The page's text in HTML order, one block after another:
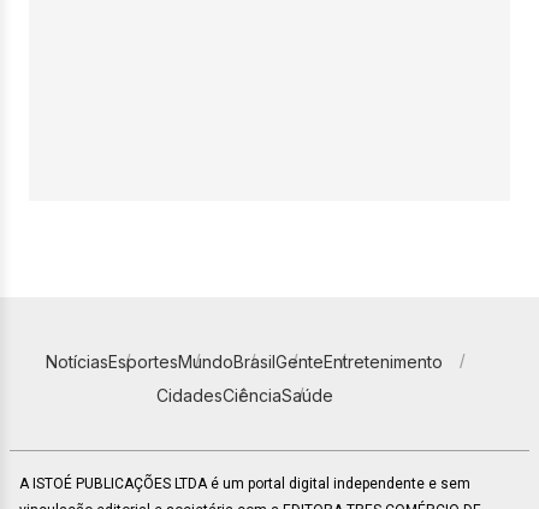
NotíciasEsportesMundoBrasilGenteEntretenimento
CidadesCiênciaSaúde
A ISTOÉ PUBLICAÇÕES LTDA é um portal digital independente e sem